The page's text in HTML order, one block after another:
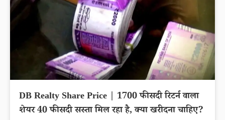
DB Realty Share Price | 1700 फीसदी रिटर्न वाला
शेयर 40 फीसदी सस्ता मिल रहा है, क्या खरीदना चाहिए?